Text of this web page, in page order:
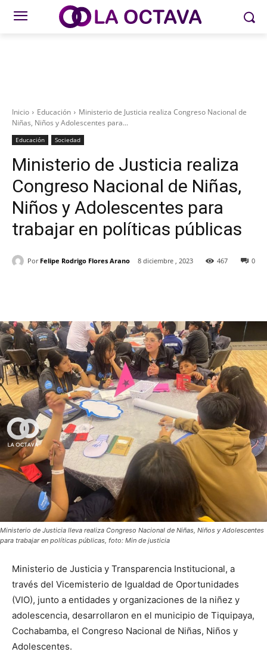
Inicio Educación
Ministerio de Justicia realiza Congreso Nacional de
Niñas, Niños y Adolescentes para...
Educación Sociedad
Ministerio de Justicia realiza
Congreso Nacional de Niñas,
Niños y Adolescentes para
trabajar en políticas públicas
Por Felipe Rodrigo Flores Arano 8 diciembre , 2023 0
467
Ministerio de Justicia lleva realiza Congreso Nacional de Niñas, Niños y Adolescentes
para trabajar en políticas públicas, foto: Min de justicia
Ministerio de Justicia y Transparencia Institucional, a
través del Vicemisterio de Igualdad de Oportunidades
(VIO), junto a entidades y organizaciones de la niñez y
adolescencia, desarrollaron en el municipio de Tiquipaya,
Cochabamba, el Congreso Nacional de Niñas, Niños y
Adolescentes.